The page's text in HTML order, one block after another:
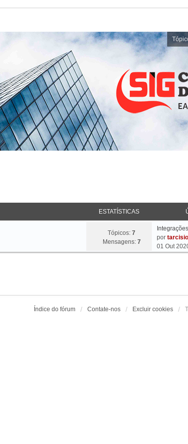
ESTATÍSTICAS
Tópicos: 7
Mensagens: 7
por
01 Out
Índice do fórum Contate-nos Excluir cookies